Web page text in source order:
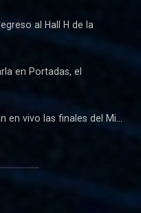
al Hall H de la
en Portadas, el
en vivo las finales del Mi...